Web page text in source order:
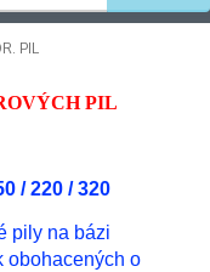
PIL
PIL
/ 220 / 320
pily na bázi
obohacených o